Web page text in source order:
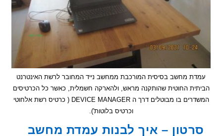
מחשב בסיסית המורכבת ממחשב נייד המחובר לרשת האינטרנט
החוטית שהותקנה מראש, ולהארקה חשמלית, כאשר כל הכרטיסים
המשדרים בו מבוטלים דרך ה DEVICE MANAGER ( כרטיס רשת אלחוטי
וכרטיס בלוטות').
–איך לבנות עמדת מחשב